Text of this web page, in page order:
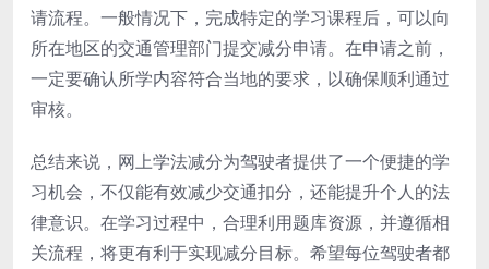
请流程。一般情况下，完成特定的学习课程后，可以向
所在地区的交通管理部门提交减分申请。在申请之前，
一定要确认所学内容符合当地的要求，以确保顺利通过
审核。
总结来说，网上学法减分为驾驶者提供了一个便捷的学
习机会，不仅能有效减少交通扣分，还能提升个人的法
律意识。在学习过程中，合理利用题库资源，并遵循相
关流程，将更有利于实现减分目标。希望每位驾驶者都